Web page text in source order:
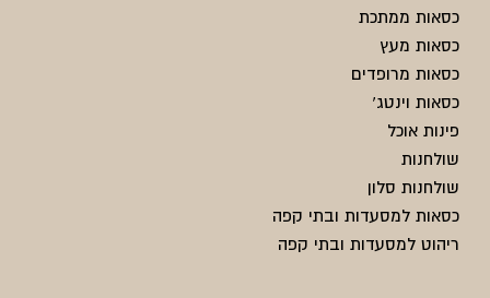
כסאות ממתכת
כסאות מעץ
כסאות מרופדים
כסאות וינטג'
פינות אוכל
שולחנות
שולחנות סלון
כסאות למסעדות ובתי קפה
ריהוט למסעדות ובתי קפה